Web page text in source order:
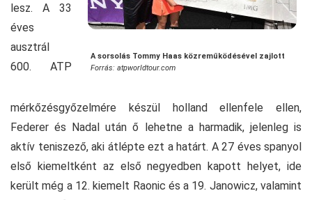
A sorsolás Tommy Haas közreműködésével zajlott
Forrás: atpworldtour.com
lesz. A 33
éves
ausztrál
600. ATP
mérkőzésgyőzelmére készül holland ellenfele ellen,
Federer és Nadal után ő lehetne a harmadik, jelenleg is
aktív teniszező, aki átlépte ezt a határt. A 27 éves spanyol
első kiemeltként az első negyedben kapott helyet, ide
került még a 12. kiemelt Raonic és a 19. Janowicz, valamint